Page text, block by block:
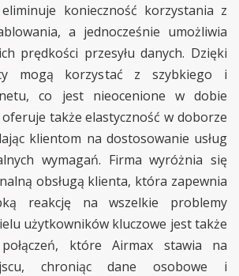
konieczność korzystania z
a jednocześnie umożliwia
prędkości przesyłu danych. Dzięki
mogą korzystać z szybkiego i
co jest nieocenione w dobie
także elastyczność w doborze
klientom na dostosowanie usług
wymagań. Firma wyróżnia się
obsługą klienta, która zapewnia
reakcję na wszelkie problemy
użytkowników kluczowe jest także
połączeń, które Airmax stawia na
chroniąc dane osobowe i